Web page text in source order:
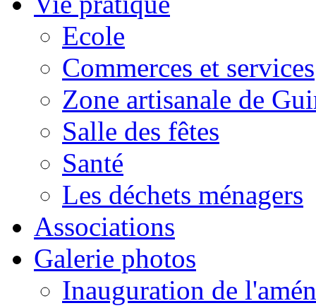
Ecole
Commerces et services
Zone artisanale de
Salle des fêtes
Santé
Les déchets ménagers
Associations
Galerie photos
Inauguration de